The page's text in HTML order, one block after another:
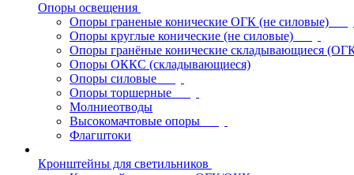
Опоры освещения
Опоры граненые конические ОГК (не силовые)
Опоры круглые конические (не силовые)
Опоры гранёные конические складывающиеся
Опоры ОККС (складывающиеся)
Опоры силовые
Опоры торшерные
Молниеотводы
Высокомачтовые опоры
Флагштоки
Кронштейны для светильников